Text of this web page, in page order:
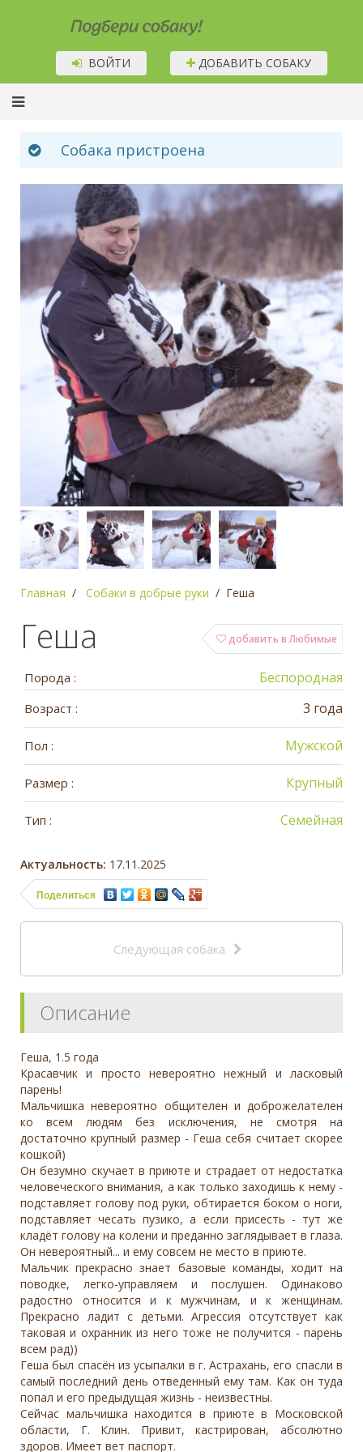
Подбери собаку!
ВОЙТИ ДОБАВИТЬ СОБАКУ
Собака пристроена
Главная Собаки в добрые руки Геша
добавить в Любимые
Геша
Порода : Беспородная
Возраст : 3 года
Пол : Мужской
Размер : Крупный
Тип : Семейная
Актуальность: 17.11.2025
Поделиться
Следующая собака
Описание
Геша, 1.5 года
Красавчик и просто невероятно нежный и ласковый
парень!
Мальчишка невероятно общителен и доброжелателен
ко всем людям без исключения, не смотря на
достаточно крупный размер - Геша себя считает скорее
кошкой)
Он безумно скучает в приюте и страдает от недостатка
человеческого внимания, а как только заходишь к нему -
подставляет голову под руки, обтирается боком о ноги,
подставляет чесать пузико, а если присесть - тут же
кладёт голову на колени и преданно заглядывает в глаза.
Он невероятный... и ему совсем не место в приюте.
Мальчик прекрасно знает базовые команды, ходит на
поводке, легко-управляем и послушен. Одинаково
радостно относится и к мужчинам, и к женщинам.
Прекрасно ладит с детьми. Агрессия отсутствует как
таковая и охранник из него тоже не получится - парень
всем рад))
Геша был спасён из усыпалки в г. Астрахань, его спасли в
самый последний день отведенный ему там. Как он туда
попал и его предыдущая жизнь - неизвестны.
Сейчас мальчишка находится в приюте в Московской
области, Г. Клин. Привит, кастрирован, абсолютно
здоров. Имеет вет паспорт.